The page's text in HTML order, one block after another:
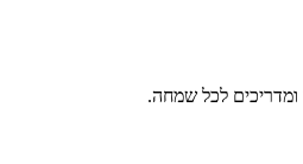
ומדריכים לכל שמחה.